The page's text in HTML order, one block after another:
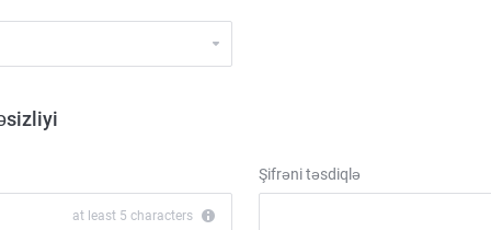
at least 5 characters
Şifrəni təsdiqlə